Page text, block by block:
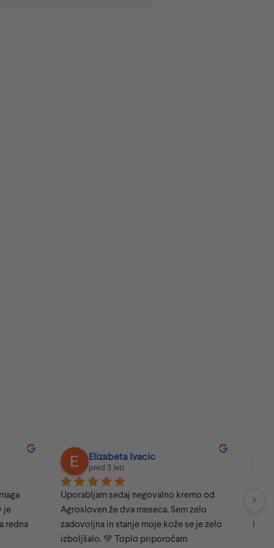
od
zelo
se je zelo
marinka jerancic
pred 7 leti
Kako naj odpravim bolecine ostro
herpes kaj bi pomagalo glede vasih
izdelkov srcna hvala